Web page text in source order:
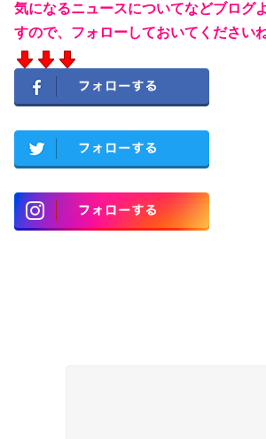
気になるニュースについてなどブログ
すので、フォローしておいてください